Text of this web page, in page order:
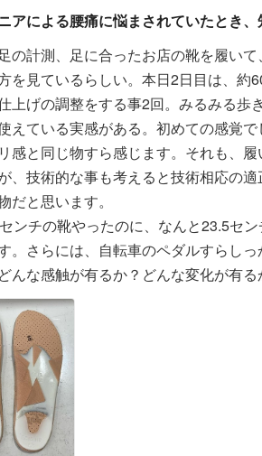
アによる腰痛に悩まされていたとき
の計測、足に合ったお店の靴を履い
を見ているらしい。本日2日目は、
上げの調整をする事2回。みるみる歩
えている実感がある。初めての感覚
感と同じ物すら感じます。それも、
、技術的な事も考えると技術相応の
だと思います。
ンチの靴やったのに、なんと23.5セ
。さらには、自転車のペダルすらし
んな感触が有るか？どんな変化が有る